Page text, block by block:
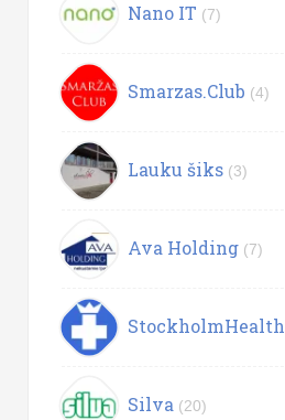
Nano IT (7)
Smarzas.Club (4)
Lauku šiks (3)
Ava Holding (7)
StockholmHealth
Silva (20)